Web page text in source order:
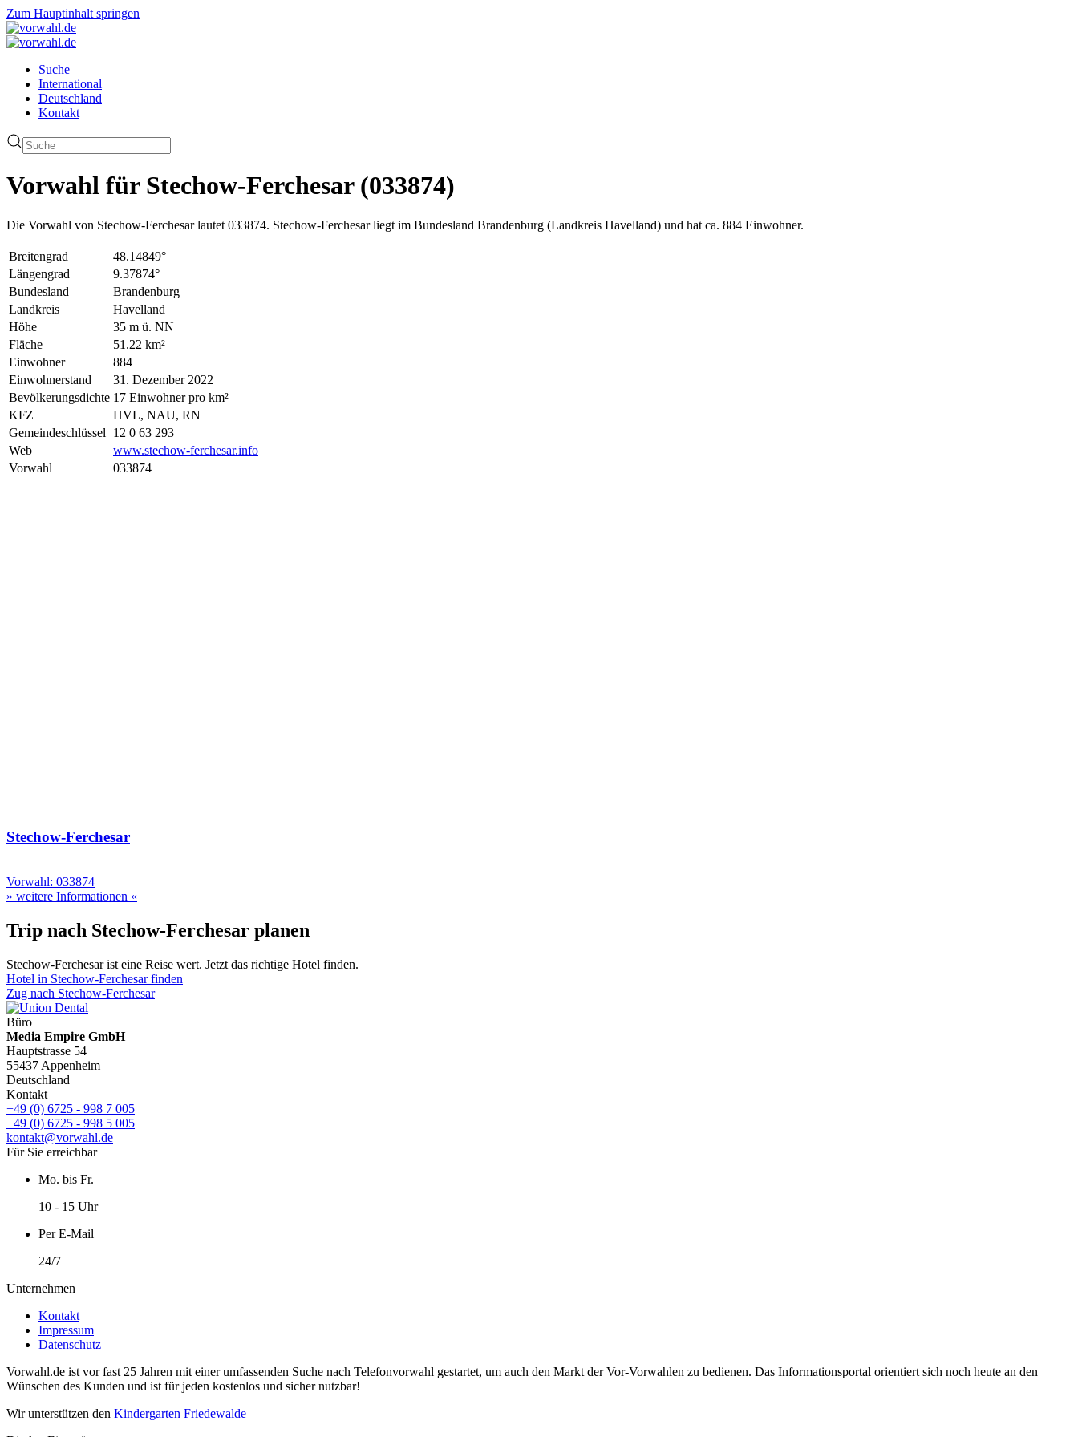
Zum Hauptinhalt springen
Suche
International
Deutschland
Kontakt
Vorwahl für Stechow-Ferchesar (033874)
Die Vorwahl von Stechow-Ferchesar lautet 033874. Stechow-Ferchesar liegt im Bundesland Brandenburg (Landkreis Havelland) und hat ca. 884 Einwohner.
Breitengrad
48.14849°
Längengrad
9.37874°
Bundesland
Brandenburg
Landkreis
Havelland
Höhe
35 m ü. NN
Fläche
51.22 km²
Einwohner
884
Einwohnerstand
31. Dezember 2022
Bevölkerungsdichte 17 Einwohner pro km²
KFZ
HVL, NAU, RN
Gemeindeschlüssel
12 0 63 293
Web
www.stechow-ferchesar.info
Vorwahl
033874
Stechow-Ferchesar
Vorwahl: 033874
» weitere Informationen «
Trip nach Stechow-Ferchesar planen
Stechow-Ferchesar ist eine Reise wert. Jetzt das richtige Hotel finden.
Hotel in Stechow-Ferchesar finden
Zug nach Stechow-Ferchesar
Büro
Media Empire GmbH
Hauptstrasse 54
55437 Appenheim
Deutschland
Kontakt
+49 (0) 6725 - 998 7 005
+49 (0) 6725 - 998 5 005
kontakt@vorwahl.de
Für Sie erreichbar
Mo. bis Fr.
10 - 15 Uhr
Per E-Mail
24/7
Unternehmen
Kontakt
Impressum
Datenschutz
Vorwahl.de ist vor fast 25 Jahren mit einer umfassenden Suche nach Telefonvorwahl gestartet, um auch den Markt der Vor-Vorwahlen zu bedienen. Das Informationsportal orientiert sich noch heute an den
Wünschen des Kunden und ist für jeden kostenlos und sicher nutzbar!
Wir unterstützen den Kindergarten Friedewalde